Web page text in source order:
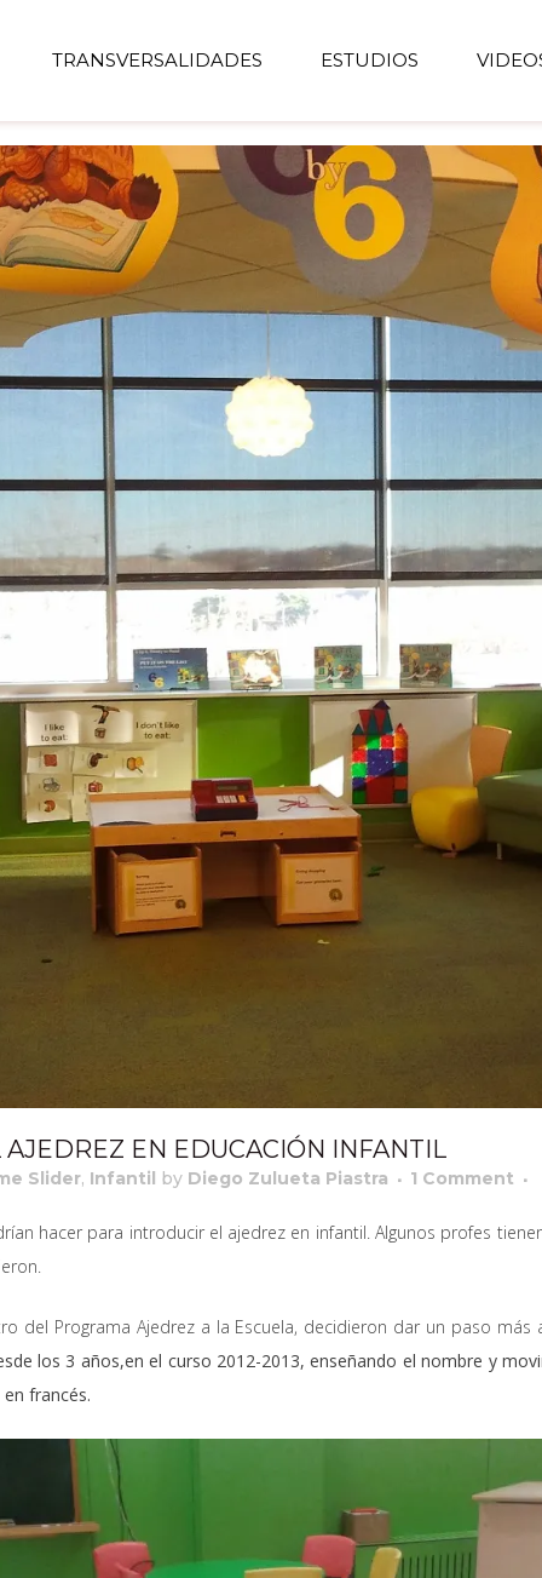
TRANSVERSALIDADES ESTUDIOS
EN EDUCACIÓN INFANTIL
Slider, Infantil by Diego Zulueta Piastra 1 Comment
hacer para introducir el ajedrez en infantil. Algunos profes
del Programa Ajedrez a la Escuela, decidieron dar un paso
los 3 años,en el curso 2012-2013, enseñando el nombre y
francés.